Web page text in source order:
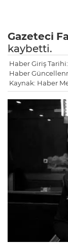
Gazeteci
kaybetti.
Haber Giriş
Haber
Kaynak: Haber